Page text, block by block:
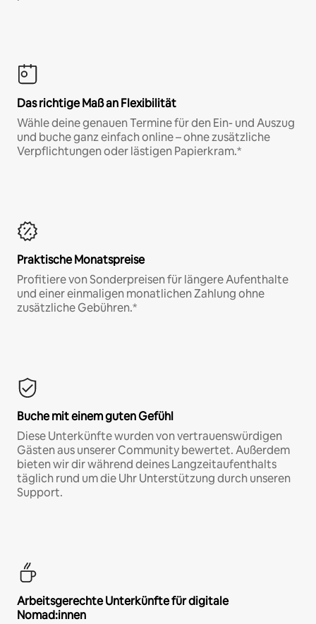
Das richtige Maß an Flexibilität
Wähle deine genauen Termine für den Ein- und Auszug
und buche ganz einfach online – ohne zusätzliche
Verpflichtungen oder lästigen Papierkram.*
Praktische Monatspreise
Profitiere von Sonderpreisen für längere Aufenthalte
und einer einmaligen monatlichen Zahlung ohne
zusätzliche Gebühren.*
Buche mit einem guten Gefühl
Diese Unterkünfte wurden von vertrauenswürdigen
Gästen aus unserer Community bewertet. Außerdem
bieten wir dir während deines Langzeitaufenthalts
täglich rund um die Uhr Unterstützung durch unseren
Support.
Arbeitsgerechte Unterkünfte für digitale
Nomad:innen